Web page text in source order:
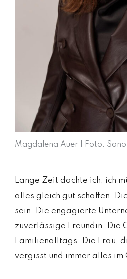
Magdalena Auer | Foto:
Lange Zeit dachte ich, ich
alles gleich gut schaffen.
sein. Die engagierte
zuverlässige Freundin. Die
Familienalltags. Die Frau,
vergisst und immer alles im